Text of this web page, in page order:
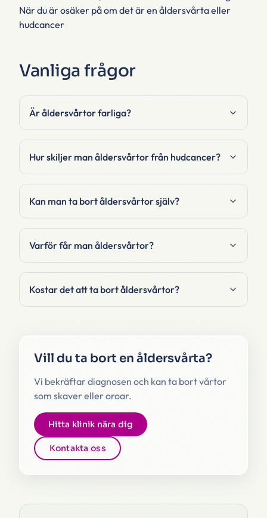
När du är osäker på om det är en åldersvårta eller
hudcancer
Vanliga frågor
Är åldersvårtor farliga?
Hur skiljer man åldersvårtor från hudcancer?
Kan man ta bort åldersvårtor själv?
Varför får man åldersvårtor?
Kostar det att ta bort åldersvårtor?
Vill du ta bort en åldersvårta?
Vi bekräftar diagnosen och kan ta bort vårtor
som skaver eller oroar.
Hitta klinik nära dig
Kontakta oss